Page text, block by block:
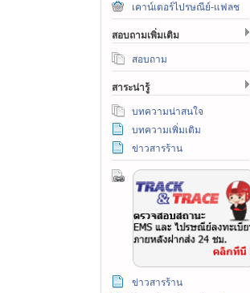
เคาน์เตอร์ไปรษณีย์-แฟลช
สอบถามเพิ่มเติม
สอบถาม
สาระน่ารู้
บทความน่าสนใจ
บทความเพิ่มเติม
ข่าวสารร้าน
ข่าวสารร้าน